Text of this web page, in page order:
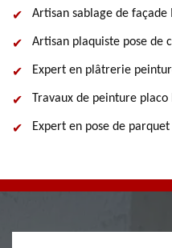
Artisan sablage de façade
Artisan plaquiste pose de
Expert en plâtrerie
Travaux de peinture placo
Expert en pose de